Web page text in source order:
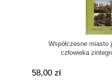
Współczesne
człowieka
58,00 zł